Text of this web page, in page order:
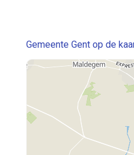
Gemeente Gent op de